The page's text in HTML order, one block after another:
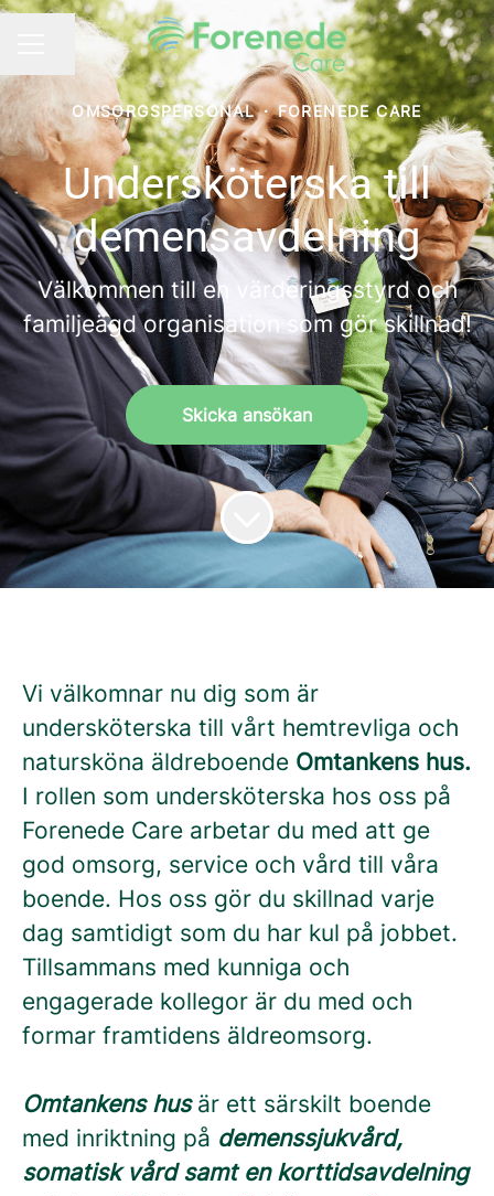
KARRIÄRMENY
Dela sidan
OMSORGSPERSONAL · FORENEDE CARE
Undersköterska till
demensavdelning
Välkommen till en värderingsstyrd och
familjeägd organisation som gör skillnad!
Skicka ansökan
Vi välkomnar nu dig som är
undersköterska till vårt hemtrevliga och
natursköna äldreboende Omtankens hus.
I rollen som undersköterska hos oss på
Forenede Care arbetar du med att ge
god omsorg, service och vård till våra
boende. Hos oss gör du skillnad varje
dag samtidigt som du har kul på jobbet.
Tillsammans med kunniga och
engagerade kollegor är du med och
formar framtidens äldreomsorg.
Omtankens hus är ett särskilt boende
med inriktning på demenssjukvård,
somatisk vård samt en korttidsavdelning